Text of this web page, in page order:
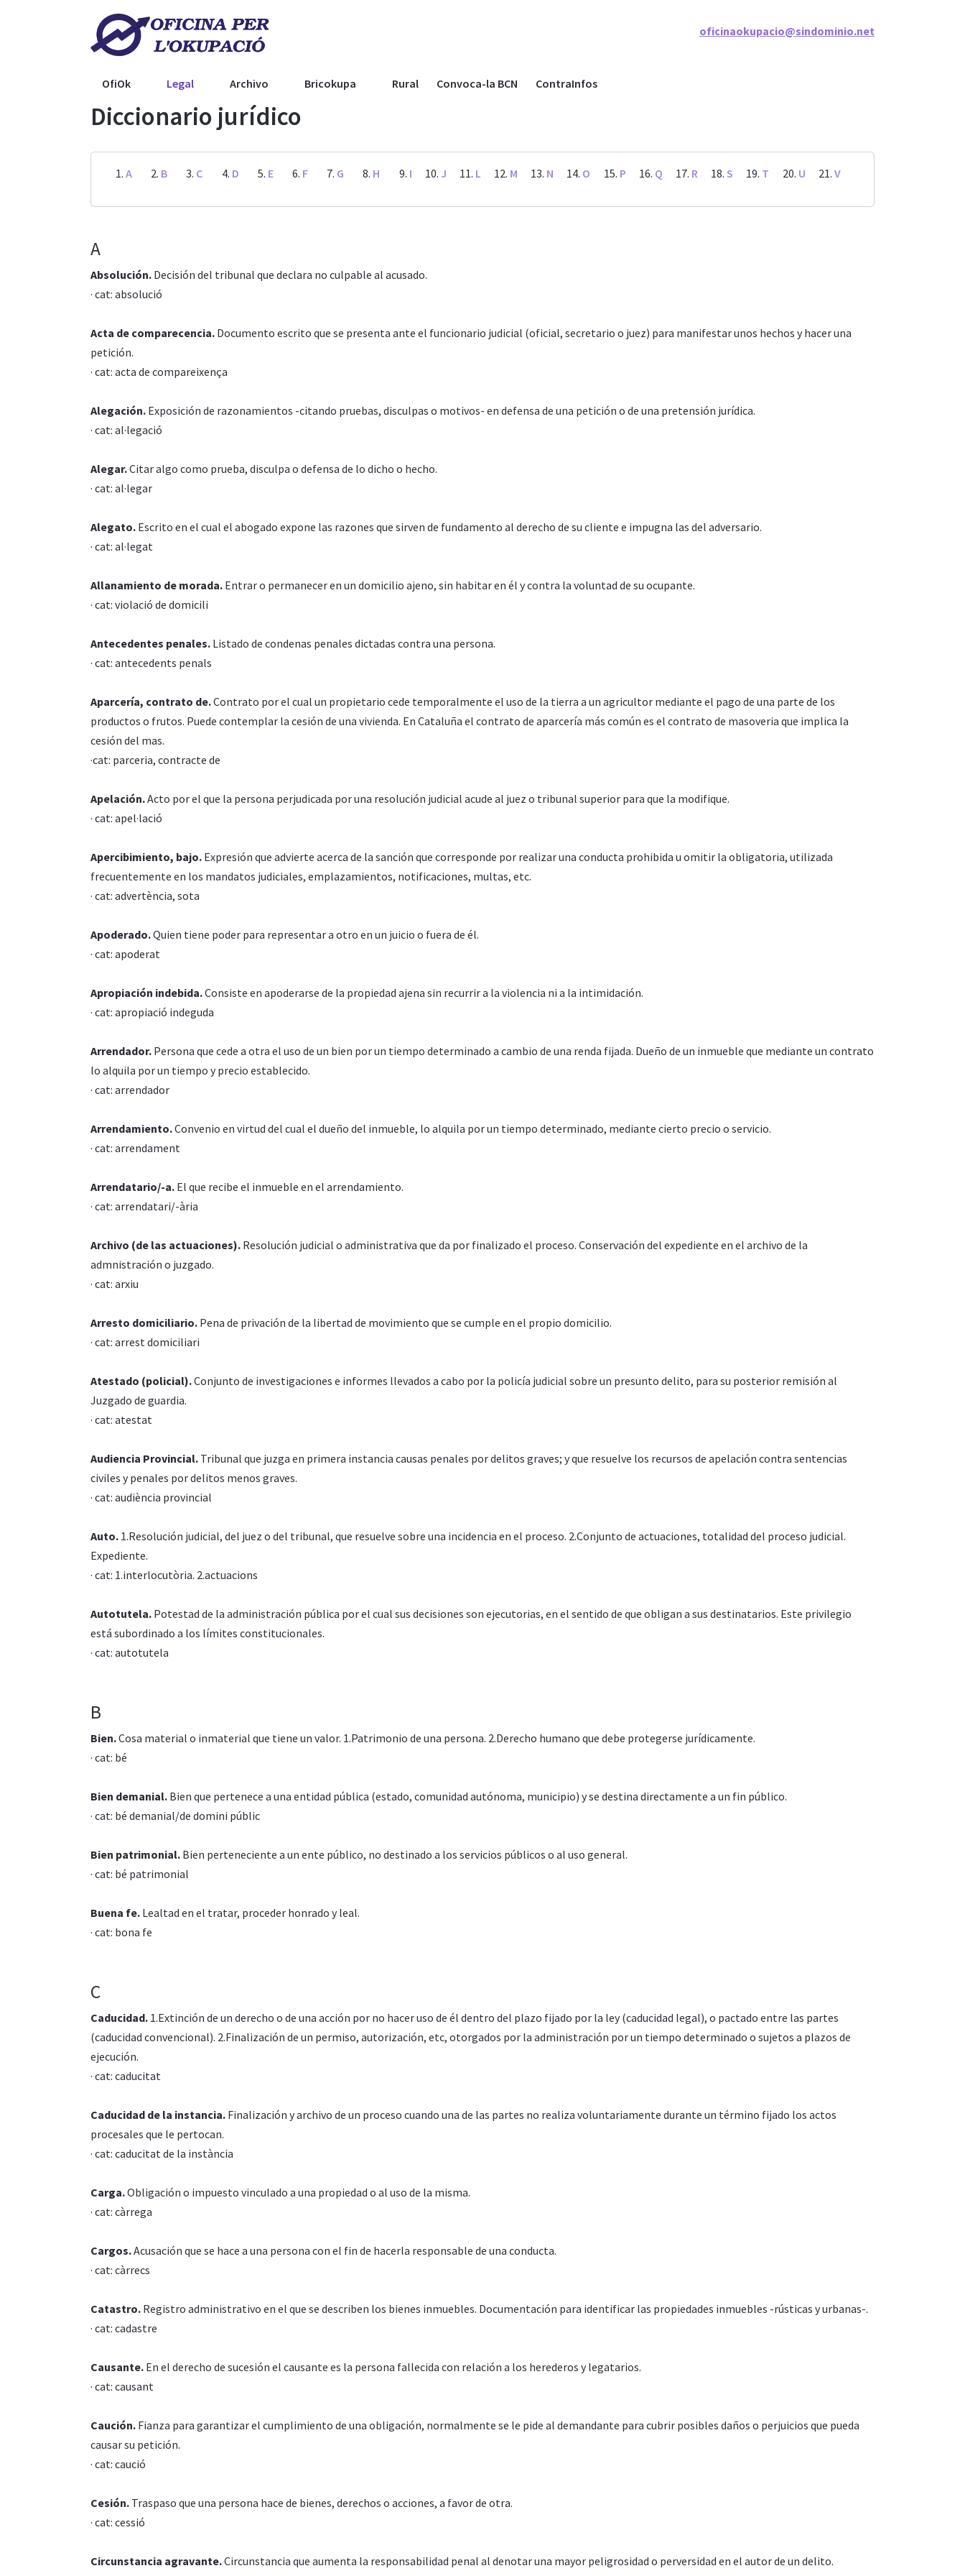
oficinaokupacio@sindominio.net
OfiOk Legal Archivo Bricokupa Rural Convoca-la BCN ContraInfos
Diccionario jurídico
A B C D E F G H I J L M N O P Q R S T U V
A
Absolución. Decisión del tribunal que declara no culpable al acusado.
· cat: absolució
Acta de comparecencia. Documento escrito que se presenta ante el funcionario judicial (oficial, secretario o juez) para manifestar unos hechos y hacer una
petición.
· cat: acta de compareixença
Alegación. Exposición de razonamientos -citando pruebas, disculpas o motivos- en defensa de una petición o de una pretensión jurídica.
· cat: al·legació
Alegar.Citar algo como prueba, disculpa o defensa de lo dicho o hecho.
· cat: al·legar
Alegato. Escrito en el cual el abogado expone las razones que sirven de fundamento al derecho de su cliente e impugna las del adversario.
· cat: al·legat
Allanamiento de morada. Entrar o permanecer en un domicilio ajeno, sin habitar en él y contra la voluntad de su ocupante.
· cat: violació de domicili
Antecedentes penales. Listado de condenas penales dictadas contra una persona.
· cat: antecedents penals
Aparcería, contrato de.Contrato por el cual un propietario cede temporalmente el uso de la tierra a un agricultor mediante el pago de una parte de los
productos o frutos. Puede contemplar la cesión de una vivienda. En Cataluña el contrato de aparcería más común es el contrato de masoveria que implica la
cesión del mas.
·cat: parceria, contracte de
Apelación.Acto por el que la persona perjudicada por una resolución judicial acude al juez o tribunal superior para que la modifique.
· cat: apel·lació
Apercibimiento, bajo. Expresión que advierte acerca de la sanción que corresponde por realizar una conducta prohibida u omitir la obligatoria, utilizada
frecuentemente en los mandatos judiciales, emplazamientos, notificaciones, multas, etc.
· cat: advertència, sota
Apoderado.Quien tiene poder para representar a otro en un juicio o fuera de él.
· cat: apoderat
Apropiación indebida.Consiste en apoderarse de la propiedad ajena sin recurrir a la violencia ni a la intimidación.
· cat: apropiació indeguda
Arrendador. Persona que cede a otra el uso de un bien por un tiempo determinado a cambio de una renda fijada. Dueño de un inmueble que mediante un contrato
lo alquila por un tiempo y precio establecido.
· cat: arrendador
Arrendamiento.Convenio en virtud del cual el dueño del inmueble, lo alquila por un tiempo determinado, mediante cierto precio o servicio.
· cat: arrendament
Arrendatario/-a. El que recibe el inmueble en el arrendamiento.
· cat: arrendatari/-ària
Archivo (de las actuaciones). Resolución judicial o administrativa que da por finalizado el proceso. Conservación del expediente en el archivo de la
admnistración o juzgado.
· cat: arxiu
Arresto domiciliario. Pena de privación de la libertad de movimiento que se cumple en el propio domicilio.
· cat: arrest domiciliari
Atestado (policial).Conjunto de investigaciones e informes llevados a cabo por la policía judicial sobre un presunto delito, para su posterior remisión al
Juzgado de guardia.
· cat: atestat
Audiencia Provincial. Tribunal que juzga en primera instancia causas penales por delitos graves; y que resuelve los recursos de apelación contra sentencias
civiles y penales por delitos menos graves.
· cat: audiència provincial
Auto. 1.Resolución judicial, del juez o del tribunal, que resuelve sobre una incidencia en el proceso. 2.Conjunto de actuaciones, totalidad del proceso judicial.
Expediente.
· cat: 1.interlocutòria. 2.actuacions
Autotutela. Potestad de la administración pública por el cual sus decisiones son ejecutorias, en el sentido de que obligan a sus destinatarios. Este privilegio
está subordinado a los límites constitucionales.
· cat: autotutela
B
Bien.Cosa material o inmaterial que tiene un valor. 1.Patrimonio de una persona. 2.Derecho humano que debe protegerse jurídicamente.
· cat: bé
Bien demanial. Bien que pertenece a una entidad pública (estado, comunidad autónoma, municipio) y se destina directamente a un fin público.
· cat: bé demanial/de domini públic
Bien patrimonial. Bien perteneciente a un ente público, no destinado a los servicios públicos o al uso general.
· cat: bé patrimonial
Buena fe. Lealtad en el tratar, proceder honrado y leal.
· cat: bona fe
C
Caducidad. 1.Extinción de un derecho o de una acción por no hacer uso de él dentro del plazo fijado por la ley (caducidad legal), o pactado entre las partes
(caducidad convencional). 2.Finalización de un permiso, autorización, etc, otorgados por la administración por un tiempo determinado o sujetos a plazos de
ejecución.
· cat: caducitat
Caducidad de la instancia. Finalización y archivo de un proceso cuando una de las partes no realiza voluntariamente durante un término fijado los actos
procesales que le pertocan.
· cat: caducitat de la instància
Carga.Obligación o impuesto vinculado a una propiedad o al uso de la misma.
· cat: càrrega
Cargos.Acusación que se hace a una persona con el fin de hacerla responsable de una conducta.
· cat: càrrecs
Catastro. Registro administrativo en el que se describen los bienes inmuebles. Documentación para identificar las propiedades inmuebles -rústicas y urbanas-.
· cat: cadastre
Causante. En el derecho de sucesión el causante es la persona fallecida con relación a los herederos y legatarios.
· cat: causant
Caución. Fianza para garantizar el cumplimiento de una obligación, normalmente se le pide al demandante para cubrir posibles daños o perjuicios que pueda
causar su petición.
· cat: caució
Cesión. Traspaso que una persona hace de bienes, derechos o acciones, a favor de otra.
· cat: cessió
Circunstancia agravante.Circunstancia que aumenta la responsabilidad penal al denotar una mayor peligrosidad o perversidad en el autor de un delito.